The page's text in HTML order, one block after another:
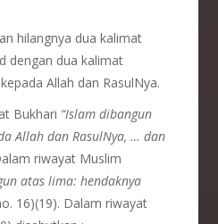
hilangnya dua kalimat
dengan dua kalimat
Allah dan RasulNya.
Bukhari “Islam dibangun
Allah dan RasulNya, … dan
riwayat Muslim
atas lima: hendaknya
16)(19). Dalam riwayat